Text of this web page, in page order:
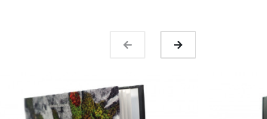
zmluvy
tovaru